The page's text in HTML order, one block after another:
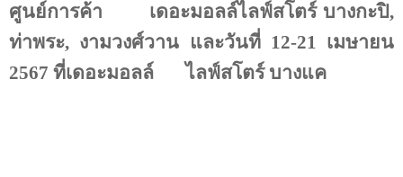
ศูนย์การค้า
เดอะมอลล์ไลฟ์สโตร์ บางกะปิ,
ท่าพระ, งามวงศ์วาน และวันที่ 12-21 เมษายน
2567 ที่เดอะมอลล์ ไลฟ์สโตร์ บางแค